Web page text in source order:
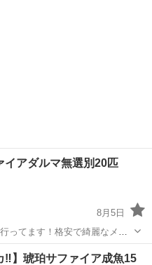
イアダルマ無選別20匹
8月5日
ってます！格安で綺麗なメダ
‼️】琥珀サファイア成魚15